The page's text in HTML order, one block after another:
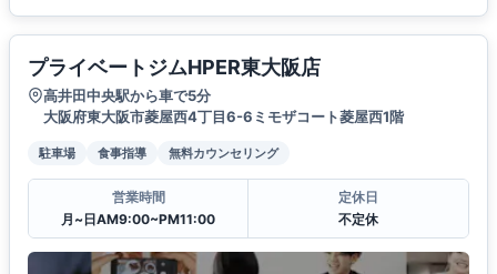
プライベートジムHPER東大阪店
高井田中央駅から車で5分
大阪府東大阪市菱屋西4丁目6-6ミモザコート菱屋西1階
駐車場 食事指導 無料カウンセリング
営業時間
月~日AM9:00~PM11:00
定休日
不定休